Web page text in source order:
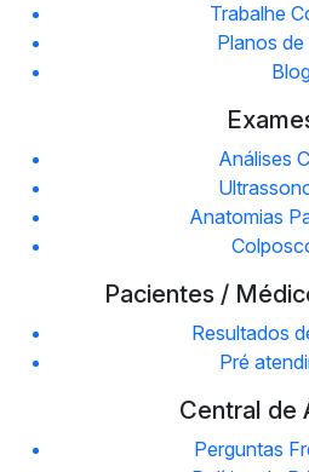
Trabalhe
Planos de
Análises
Anatomias
Pacientes /
Resultados
Pré
Central de
Perguntas